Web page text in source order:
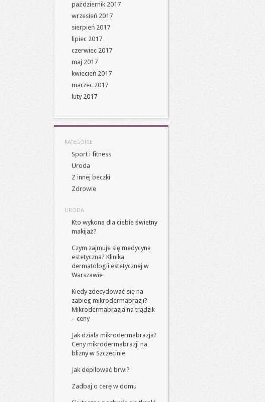
październik 2017
wrzesień 2017
sierpień 2017
lipiec 2017
czerwiec 2017
maj 2017
kwiecień 2017
marzec 2017
luty 2017
KATEGORIE
Sport i fitness
Uroda
Z innej beczki
Zdrowie
URODA
Kto wykona dla ciebie świetny
makijaż?
Czym zajmuje się medycyna
estetyczna? Klinika
dermatologii estetycznej w
Warszawie
Kiedy zdecydować się na
zabieg mikrodermabrazji?
Mikrodermabrazja na trądzik
– ceny
Jak działa mikrodermabrazja?
Ceny mikrodermabrazji na
blizny w Szczecinie
Jak depilować brwi?
Zadbaj o cerę w domu